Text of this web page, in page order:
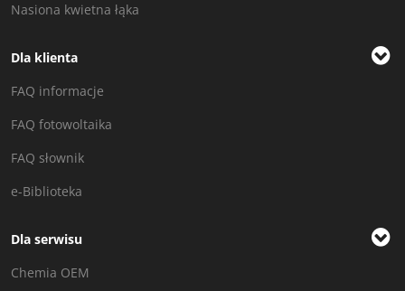
Nasiona kwietna łąka
Dla klienta
FAQ informacje
FAQ fotowoltaika
FAQ słownik
e-Biblioteka
Dla serwisu
Chemia OEM